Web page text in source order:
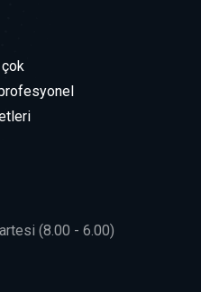
(8.00 - 6.00)